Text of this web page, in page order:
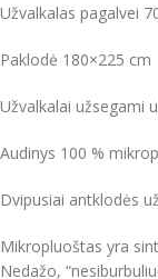
Užvalkalas pagalvei
Paklodė 180×225 cm
Užvalkalai užsegami
Audinys 100 %
Dvipusiai antklodės
Mikropluoštas yra
Nedažo,